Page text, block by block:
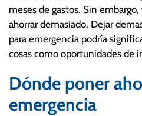
meses de gastos. Sin
ahorrar demasiado. Dejar
para emergencia podría
cosas como oportunidades de
Dónde poner
emergencia